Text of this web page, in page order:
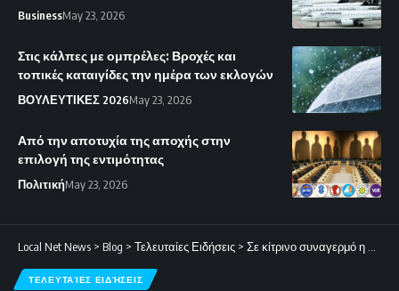
BusinessMay 23, 2026
Στις κάλπες με ομπρέλες: Βροχές και
τοπικές καταιγίδες την ημέρα των εκλογών
ΒΟΥΛΕΥΤΙΚΕΣ 2026May 23, 2026
Από την αποτυχία της αποχής στην
επιλογή της εντιμότητας
ΠολιτικήMay 23, 2026
Local Net News > Blog > Τελευταίες Ειδήσεις > Σε κίτρινο συναγερμό η Κύπρος για καταιγίδες και χαλάζι: Ισχυροί άνεμοι 7 μποφόρ και χιόνια στο Τροόδος.
ΤΕΛΕΥΤΑΊΕΣ ΕΙΔΉΣΕΙΣ